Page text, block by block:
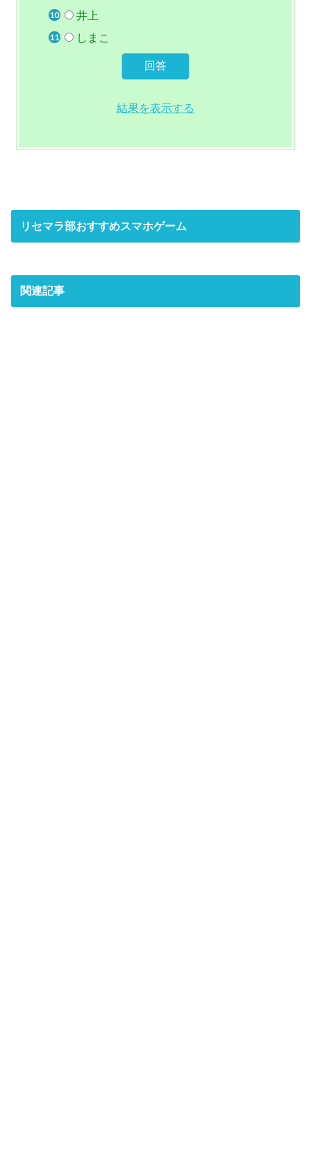
井上
しまこ
結果を表示する
リセマラ部おすすめスマホゲーム
関連記事